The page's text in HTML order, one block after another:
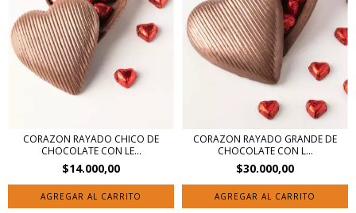
CORAZON RAYADO CHICO DE
CHOCOLATE CON LE...
$14.000,00
CORAZON RAYADO GRANDE DE
CHOCOLATE CON L...
$30.000,00